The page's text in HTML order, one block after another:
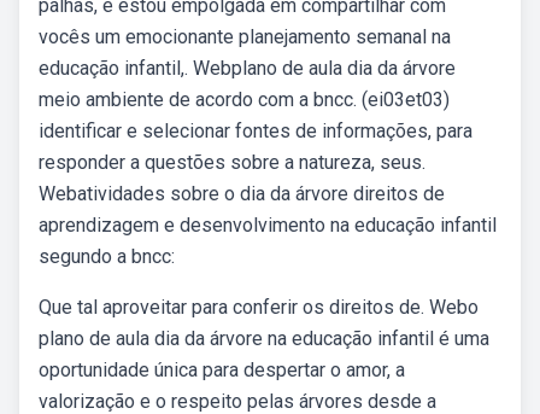
palhas, e estou empolgada em compartilhar com
vocês um emocionante planejamento semanal na
educação infantil,. Webplano de aula dia da árvore
meio ambiente de acordo com a bncc. (ei03et03)
identificar e selecionar fontes de informações, para
responder a questões sobre a natureza, seus.
Webatividades sobre o dia da árvore direitos de
aprendizagem e desenvolvimento na educação infantil
segundo a bncc:
Que tal aproveitar para conferir os direitos de. Webo
plano de aula dia da árvore na educação infantil é uma
oportunidade única para despertar o amor, a
valorização e o respeito pelas árvores desde a